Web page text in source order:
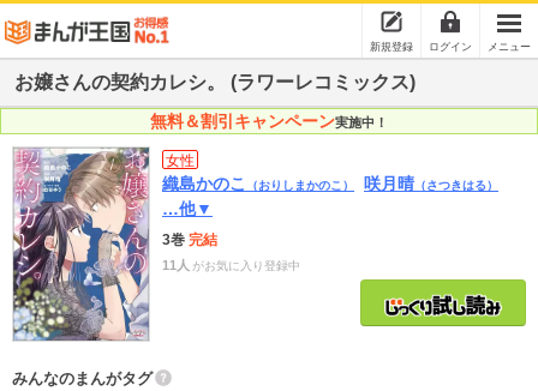
新規登録 ログイン メニュー
お嬢さんの契約カレシ。 (ラワーレコミックス)
無料＆割引キャンペーン実施中！
女性
織島かのこ （おりしまかのこ） 咲月晴 （さつきはる）
…他▼
3巻 完結
11人 がお気に入り登録中
みんなのまんがタグ